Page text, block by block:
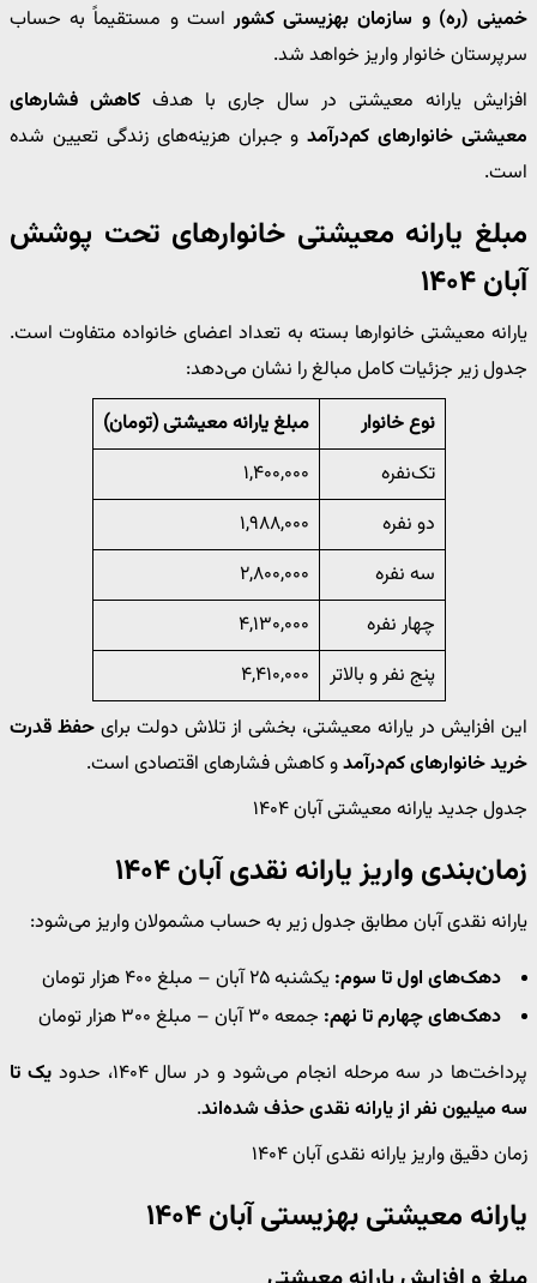
خمینی (ره) و سازمان بهزیستی کشوراست و مستقیماً به حساب
سرپرستان خانوار واریز خواهد شد.
افزایش یارانه معیشتی در سال جاری با هدف کاهش فشارهای
معیشتی خانوارهای کم‌درآمدو جبران هزینه‌های زندگی تعیین شده
است.
مبلغ یارانه معیشتی خانوارهای تحت پوشش
آبان ۱۴۰۴
یارانه معیشتی خانوارها بسته به تعداد اعضای خانواده متفاوت است.
جدول زیر جزئیات کامل مبالغ را نشان می‌دهد:
نوع خانوار
مبلغ یارانه معیشتی (تومان)
تک‌نفره
۱,۴۰۰,۰۰۰
دو نفره
۱,۹۸۸,۰۰۰
سه نفره
۲,۸۰۰,۰۰۰
چهار نفره
۴,۱۳۰,۰۰۰
پنج نفر و بالاتر
۴,۴۱۰,۰۰۰
این افزایش در یارانه معیشتی، بخشی از تلاش دولت برای حفظ قدرت
خرید خانوارهای کم‌درآمدو کاهش فشارهای اقتصادی است.
جدول جدید یارانه معیشتی آبان ۱۴۰۴
زمان‌بندی واریز یارانه نقدی آبان ۱۴۰۴
یارانه نقدی آبان مطابق جدول زیر به حساب مشمولان واریز می‌شود:
دهک‌های اول تا سوم: یکشنبه ۲۵ آبان – مبلغ ۴۰۰ هزار تومان
دهک‌های چهارم تا نهم: جمعه ۳۰ آبان – مبلغ ۳۰۰ هزار تومان
پرداخت‌ها در سه مرحله انجام می‌شود و در سال ۱۴۰۴، حدود
یک تا
سه میلیون نفر از یارانه نقدی حذف شده‌اند.
زمان دقیق واریز یارانه نقدی آبان ۱۴۰۴
یارانه معیشتی بهزیستی آبان ۱۴۰۴